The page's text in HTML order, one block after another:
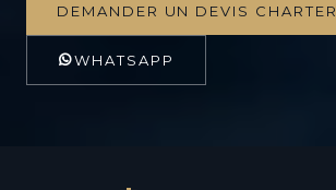
DEMANDER UN DEVIS CHARTER
WHATSAPP